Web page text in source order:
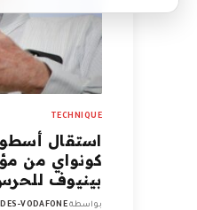
TECHNIQUE
استقال
بينيوف
بواسطة VODAFONE